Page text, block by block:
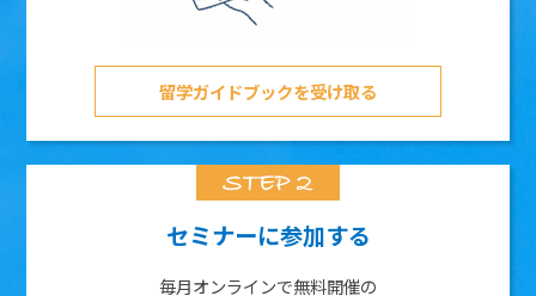
留学ガイドブックを受け取る
セミナーに参加する
毎月オンラインで無料開催の